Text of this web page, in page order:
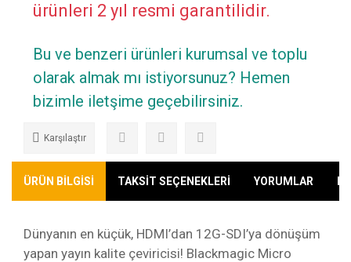
ürünleri 2 yıl resmi garantilidir.
Bu ve benzeri ürünleri kurumsal ve toplu
olarak almak mı istiyorsunuz? Hemen
bizimle iletşime geçebilirsiniz.
Karşılaştır
ÜRÜN BİLGİSİ TAKSİT SEÇENEKLERİ YORUMLAR
Dünyanın en küçük, HDMI’dan 12G-SDI’ya dönüşüm
yapan yayın kalite çeviricisi! Blackmagic Micro